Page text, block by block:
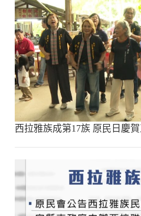
西拉雅族成第17族 原民日慶